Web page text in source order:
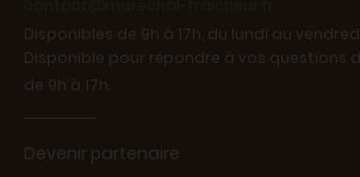
Disponibles de 9h à 17h, du lundi au
Disponible pour répondre à vos questions
de 9h à 17h.
Devenir partenaire